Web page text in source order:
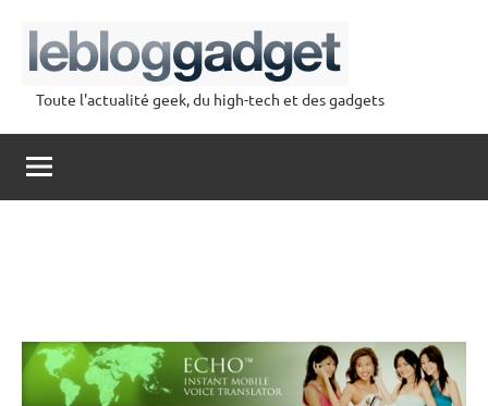
contenu
lebloggadget
Toute l'actualité geek, du high-tech et des gadgets